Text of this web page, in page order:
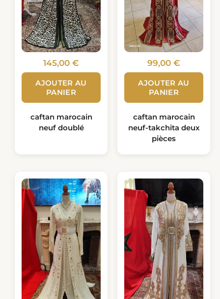
145,00 €
AJOUTER AU
PANIER
caftan marocain
neuf doublé
99,00 €
AJOUTER AU
PANIER
caftan marocain
neuf-takchita deux
pièces